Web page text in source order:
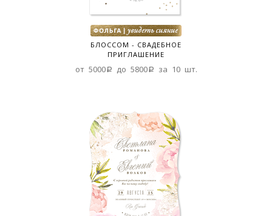
БЛОССОМ - СВАДЕБНОЕ
ПРИГЛАШЕНИЕ
от 5000a до 5800a за 10 шт.